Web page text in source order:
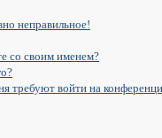
неправильное!
со своим именем?
требуют войти на